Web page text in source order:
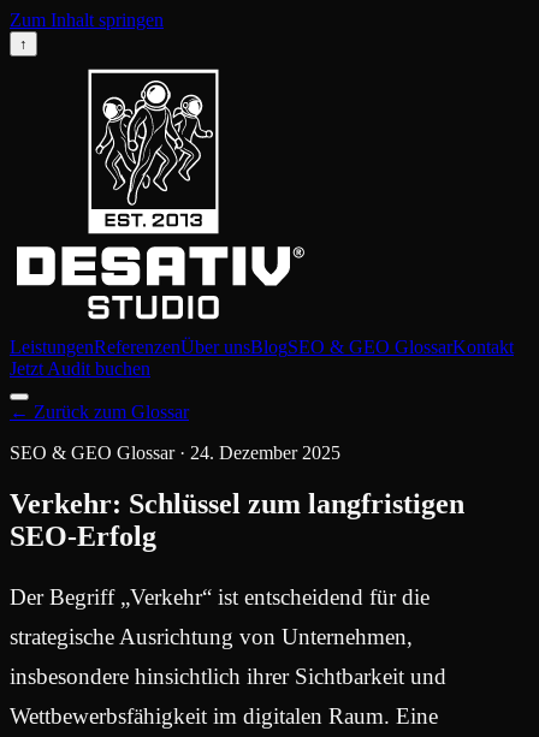
Zum Inhalt springen
↑
LeistungenReferenzenÜber unsBlogSEO & GEO GlossarKontakt
Jetzt Audit buchen
← Zurück zum Glossar
SEO & GEO Glossar· 24. Dezember 2025
Verkehr: Schlüssel zum langfristigen
SEO-Erfolg
Der Begriff „Verkehr“ ist entscheidend für die
strategische Ausrichtung von Unternehmen,
insbesondere hinsichtlich ihrer Sichtbarkeit und
Wettbewerbsfähigkeit im digitalen Raum. Eine